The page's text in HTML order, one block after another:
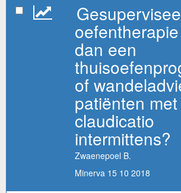
dan een
of
patiënten met
claudicatio
intermittens?
Zwaenepoel B.
Minerva 15 10 2018